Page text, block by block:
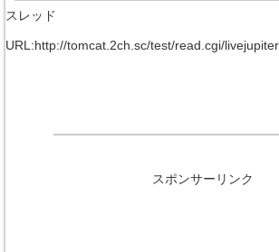
スレッド
URL:http://tomcat.2ch.sc/test/read.cgi/
スポンサーリンク